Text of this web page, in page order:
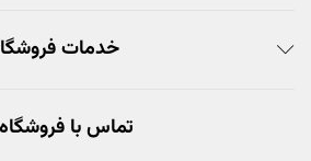
خدمات
تماس با فروشگاه